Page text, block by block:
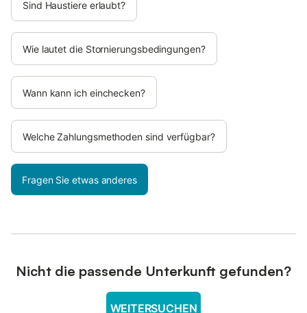
Sind Haustiere erlaubt?
Wie lautet die Stornierungsbedingungen?
Wann kann ich einchecken?
Welche Zahlungsmethoden sind verfügbar?
Fragen Sie etwas anderes
Nicht die passende Unterkunft gefunden?
WEITERSUCHEN